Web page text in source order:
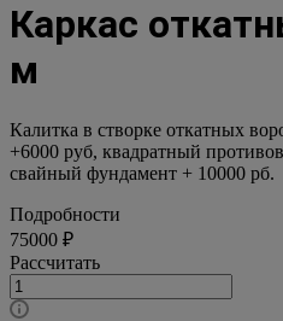
Каркас
м
Калитка в створке откатных
+6000 руб, квадратный
свайный фундамент + 10000 рб.
Подробности
75000 ₽
Рассчитать